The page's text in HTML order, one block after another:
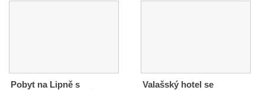
Pobyt na Lipně s
Valašský hotel se